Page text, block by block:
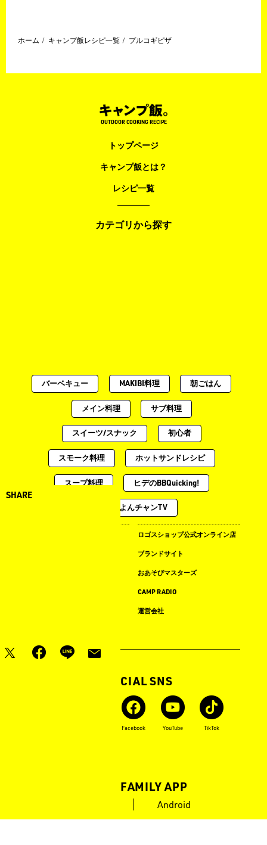
SHARE
ホーム キャンプ飯レシピ一覧 プルコギピザ
OUTDOOR COOKING RECIPE
トップページ
キャンプ飯とは？
レシピ一覧
カテゴリから探す
バーベキュー MAKIBI料理 朝ごはん
メイン料理 サブ料理
スイーツ/スナック 初心者
スモーク料理 ホットサンドレシピ
スープ料理 ヒデのBBQuicking!
土曜のよんチャンTV
ロゴスショップ公式オンライン店
ブランドサイト
おあそびマスターズ
CAMP RADIO
運営会社
OFFICIAL SNS
Facebook YouTube TikTok
LOGOS FAMILY APP
Android